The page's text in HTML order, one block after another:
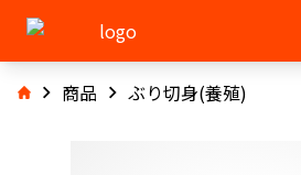
商品 ぶり切身(養殖)